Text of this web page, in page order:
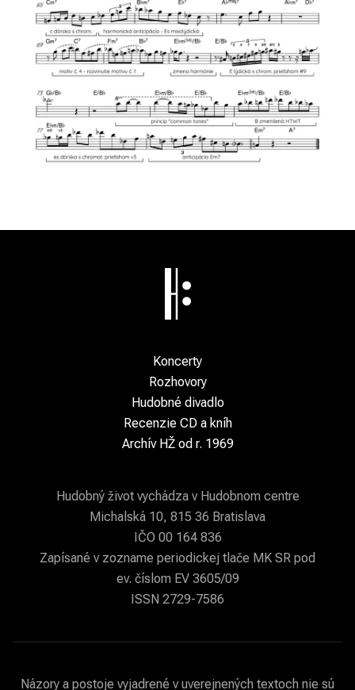
Koncerty
Rozhovory
Hudobné divadlo
Recenzie CD a kníh
Archív HŽ od r. 1969
Hudobný život vychádza v Hudobnom centre
Michalská 10, 815 36 Bratislava
IČO 00 164 836
Zapísané v zozname periodickej tlače MK SR pod
ev. číslom EV 3605/09
ISSN 2729-7586
Názory a postoje vyjadrené v uverejnených textoch nie sú